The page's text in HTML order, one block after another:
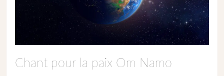
Chant pour la paix Om Namo